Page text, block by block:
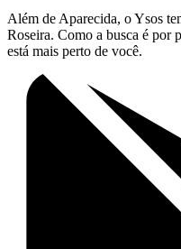
Além de Aparecida, o Ysos
Roseira. Como a busca é por
está mais perto de você.